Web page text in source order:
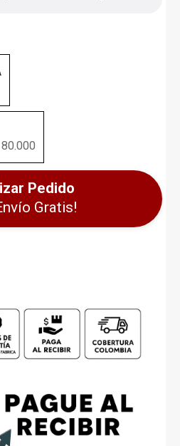
Pedido
Gratis!